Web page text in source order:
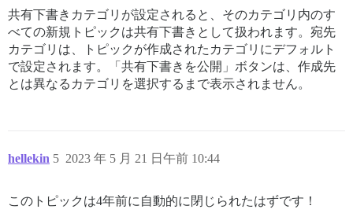
共有下書きカテゴリが設定されると、そのカテゴリ内のす
べての新規トピックは共有下書きとして扱われます。宛先
カテゴリは、トピックが作成されたカテゴリにデフォルト
で設定されます。「共有下書きを公開」ボタンは、作成先
とは異なるカテゴリを選択するまで表示されません。
hellekin 2023 年 5 月 21 日午前 10:44
5
このトピックは4年前に自動的に閉じられたはずです！